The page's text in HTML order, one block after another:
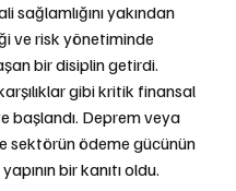
sağlamlığını yakından
ve risk yönetiminde
bir disiplin getirdi.
gibi kritik finansal
başlandı. Deprem veya
sektörün ödeme gücünün
bir kanıtı oldu.